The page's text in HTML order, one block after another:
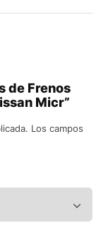
de Frenos
Micr”
Los campos